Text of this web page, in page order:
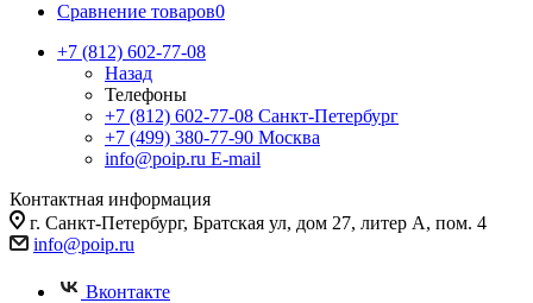
Сравнение товаров0
+7 (812) 602-77-08
Назад
Телефоны
+7 (812) 602-77-08 Санкт-Петербург
+7 (499) 380-77-90 Москва
info@poip.ru E-mail
Контактная информация
г. Санкт-Петербург, Братская ул, дом 27, литер А, пом. 4
info@poip.ru
Вконтакте